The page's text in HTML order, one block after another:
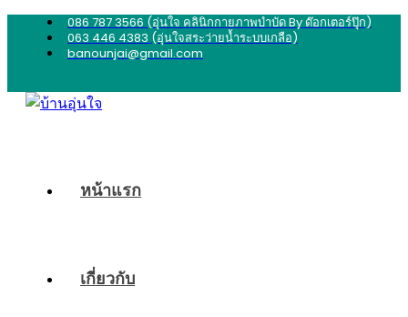
086 787 3566 (อุ่นใจ คลินิกกายภาพบำบัด By ด๊อกเตอร์ปุ๊ก)
063 446 4383 (อุ่นใจสระว่ายน้ำระบบเกลือ)
banounjai@gmail.com
หน้าแรก
เกี่ยวกับ